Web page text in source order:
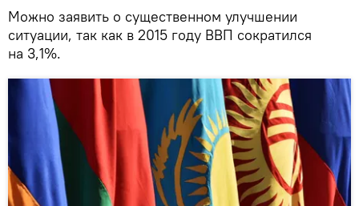
Можно заявить о существенном улучшении
ситуации, так как в 2015 году ВВП сократился
на 3,1%.